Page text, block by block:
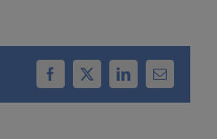
Facebook
X LinkedInEmail